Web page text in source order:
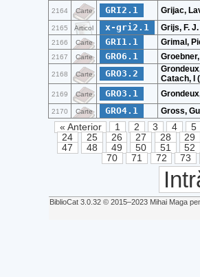
2164 Carte GRI2.1 Grijac,
2165 Articol x-gri2.1 Grijs, F.
2166 Carte GRI1.1 Grimal,
2167 Carte GRO6.1
2168 Carte GRO3.2
Catach, I
2169 Carte GRO3.1
2170 Carte GRO4.1 Gross,
« Anterior 1 2 3 4 5
24
25 26 27 28 29
47
48 49 50 51 52
70
71 72 73
BiblioCat 3.0.32 © 2015‒2023 Mihai Maga